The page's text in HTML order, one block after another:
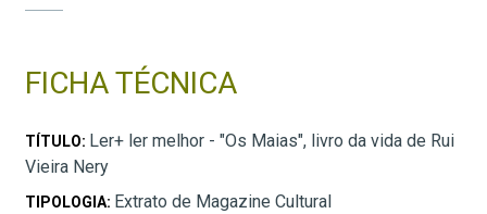
FICHA TÉCNICA
TÍTULO: Ler+ ler melhor - "Os Maias", livro da vida de Rui
Vieira Nery
TIPOLOGIA: Extrato de Magazine Cultural